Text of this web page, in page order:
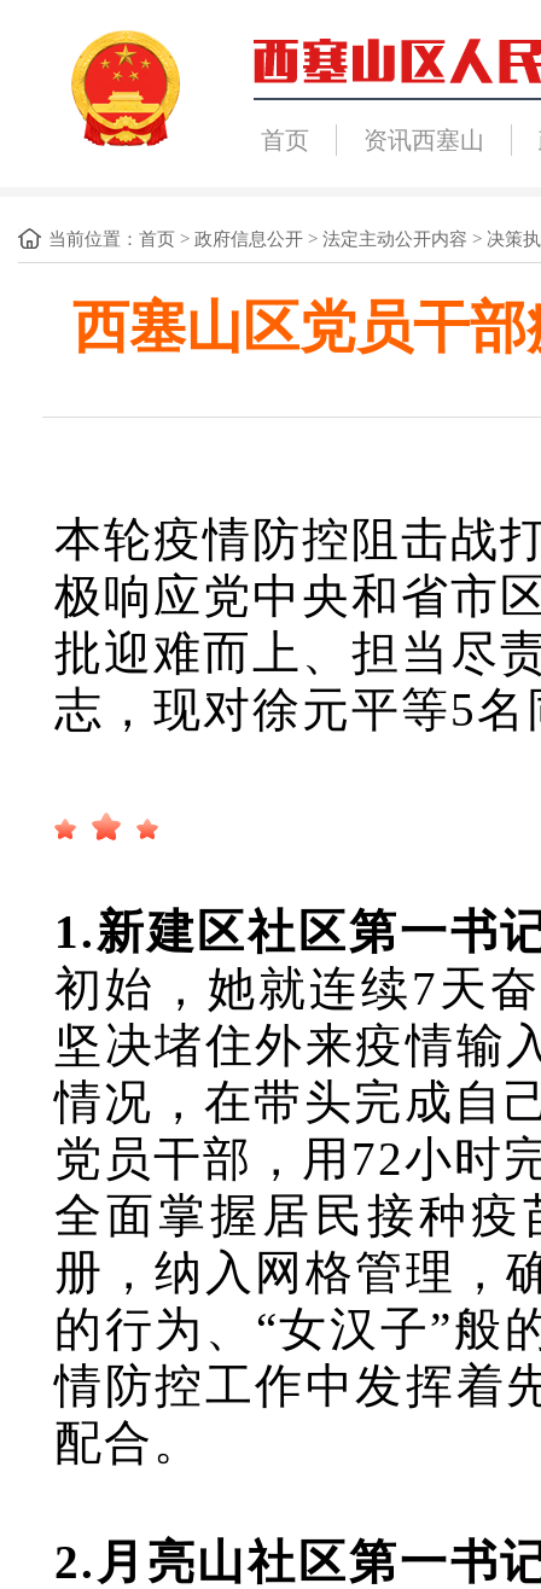
首页 资讯西塞山
当前位置： 首页 > 政府信息公开 > 法定主动公开内容 > 决策
西塞山区党员干
本轮疫情防控阻击战
极响应党中央和省市
批迎难而上、担当尽
志，现对徐元平等5
1.新建区社区第一书
初始，她就连续7天
坚决堵住外来疫情输
情况，在带头完成自
党员干部，用72小时
全面掌握居民接种
册，纳入网格管理，
的行为、“女汉子”般
情防控工作中发挥着
配合。
2.月亮山社区第一书